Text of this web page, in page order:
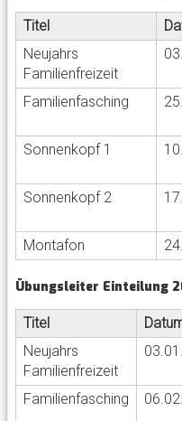
Titel
Neujahrs
Familienfreizeit
Familienfasching
Sonnenkopf 1
Sonnenkopf 2
Montafon
Übungsleiter Einteilung
Titel
Neujahrs
Familienfreizeit
Familienfasching